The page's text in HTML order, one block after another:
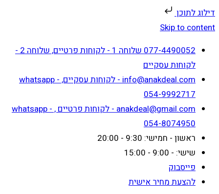
דילוג לתוכן
Skip to content
077-4490052 שלוחה 1 - לקוחות פרטיים, שלוחה 2 -
לקוחות עסקיים
info@anakdeal.com - לקוחות עסקיים, whatsapp -
054-9992717
anakdeal@gmail.com - לקוחות פרטיים , whatsapp -
054-8074950
ראשון - חמישי: 9:30 - 20:00
שישי: - 9:00 - 15:00
פייסבוק
להצעת מחיר אישית